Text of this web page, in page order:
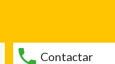
Contactar